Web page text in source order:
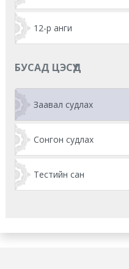
12-р анги
БУСАД ЦЭСҮҮД
Заавал судлах
Сонгон судлах
Тестийн сан